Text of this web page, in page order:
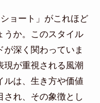
ョート」がこれほど
うか。このスタイル
深く関わっていま
現が重視される風潮
ルは、生き方や価値
され、その象徴とし